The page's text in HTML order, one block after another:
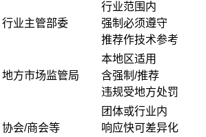
行业主管部委
行业范围内
强制必须遵守
推荐作技术参考
地方市场监管局
本地区适用
含强制/推荐
违规受地方处罚
协会/商会等
团体或行业内
响应快可差异化